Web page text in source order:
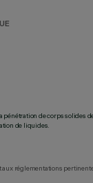
pénétration de corps solides
de liquides.
réglementations